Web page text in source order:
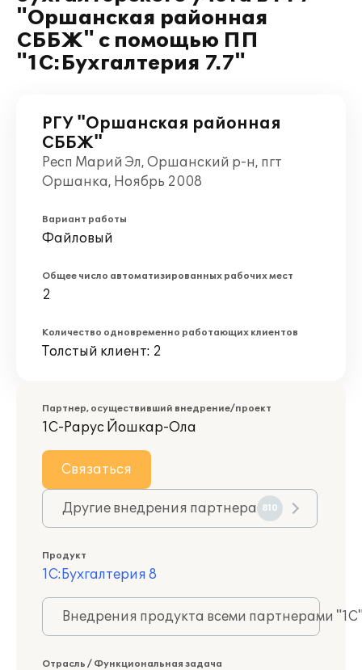
"Оршанская районная
СББЖ" с помощью ПП
"1С:Бухгалтерия 7.7"
РГУ "Оршанская районная
СББЖ"
Респ Марий Эл, Оршанский р-н, пгт
Оршанка, Ноябрь 2008
Вариант работы
Файловый
Общее число автоматизированных рабочих мест
2
Количество одновременно работающих клиентов
Толстый клиент: 2
Партнер, осуществивший внедрение/проект
1С-Рарус Йошкар-Ола
Связаться
Другие внедрения партнера 810
Продукт
1С:Бухгалтерия 8
Внедрения продукта всеми партнерами
Отрасль / Функциональная задача